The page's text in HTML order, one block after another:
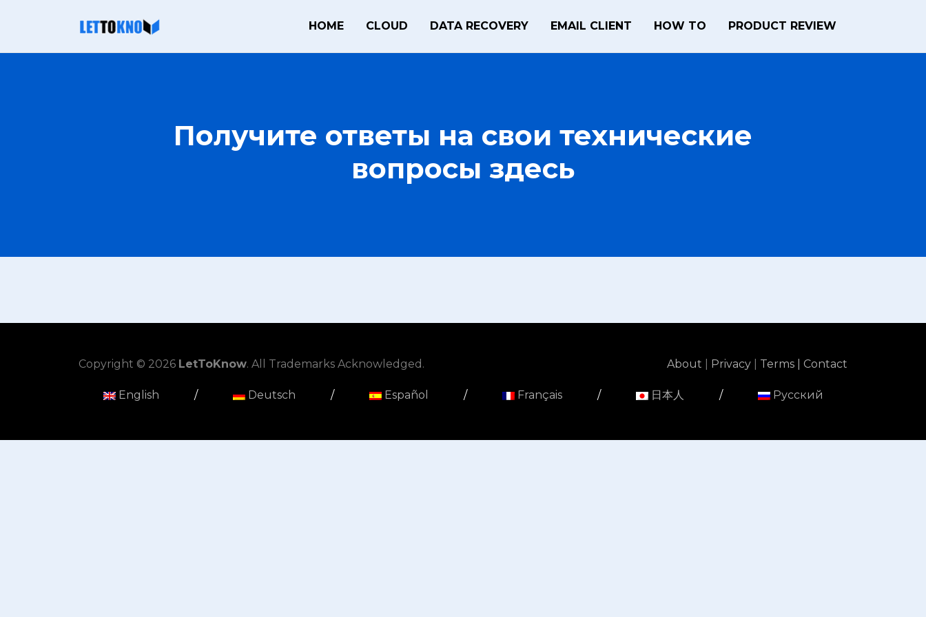
HOME CLOUD DATA RECOVERY EMAIL CLIENT HOW TO PRODUCT REVIEW
Получите ответы на свои технические
вопросы здесь
Copyright © 2026 LetToKnow. All Trademarks Acknowledged. About Privacy Terms | Contact
English / Deutsch / Español / Français / 日本人 / Русский